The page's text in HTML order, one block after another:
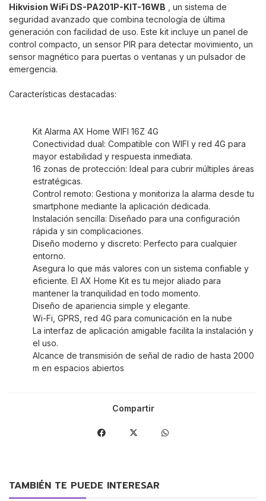
Hikvision WiFi DS-PA201P-KIT-16WB , un sistema de
seguridad avanzado que combina tecnología de última
generación con facilidad de uso. Este kit incluye un panel de
control compacto, un sensor PIR para detectar movimiento, un
sensor magnético para puertas o ventanas y un pulsador de
emergencia.
Características destacadas:
Kit Alarma AX Home WIFI 16Z 4G
Conectividad dual: Compatible con WIFI y red 4G para
mayor estabilidad y respuesta inmediata.
16 zonas de protección: Ideal para cubrir múltiples áreas
estratégicas.
Control remoto: Gestiona y monitoriza la alarma desde tu
smartphone mediante la aplicación dedicada.
Instalación sencilla: Diseñado para una configuración
rápida y sin complicaciones.
Diseño moderno y discreto: Perfecto para cualquier
entorno.
Asegura lo que más valores con un sistema confiable y
eficiente. El AX Home Kit es tu mejor aliado para
mantener la tranquilidad en todo momento.
Diseño de apariencia simple y elegante.
Wi-Fi, GPRS, red 4G para comunicación en la nube
La interfaz de aplicación amigable facilita la instalación y
el uso.
Alcance de transmisión de señal de radio de hasta 2000
m en espacios abiertos
Compartir
TAMBIÉN TE PUEDE INTERESAR